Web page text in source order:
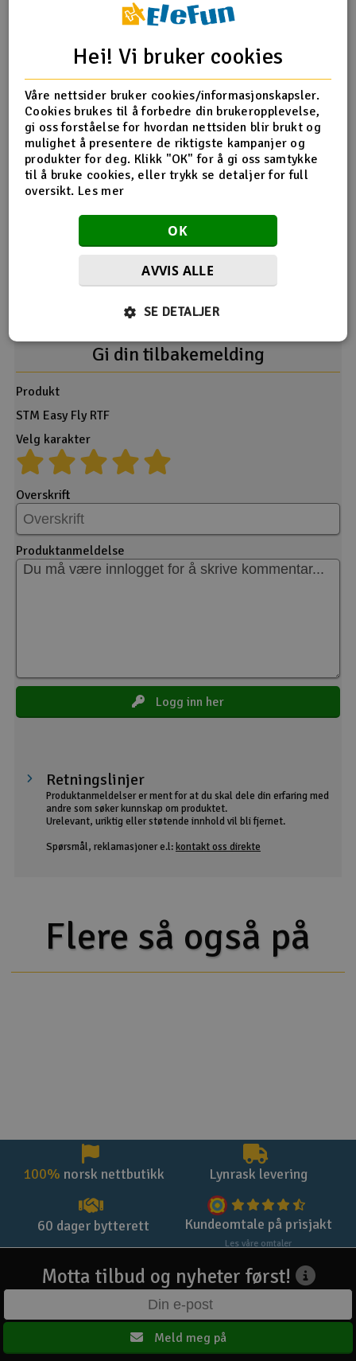
Overvåk
Produktanmeldelser
Desverre ingen tilbakemeldinger på dette produktet enda.
Gi din tilbakemelding
Produkt
STM Easy Fly RTF
Velg karakter
Overskrift
Produktanmeldelse
Logg inn her
Retningslinjer
Produktanmeldelser er ment for at du skal dele din erfaring med
andre som søker kunnskap om produktet.
Urelevant, uriktig eller støtende innhold vil bli fjernet.
Spørsmål, reklamasjoner e.l: kontakt oss direkte
Flere så også på
100% norsk nettbutikk Lynrask levering
60 dager bytterett Kundeomtale på prisjakt
Les våre omtaler
Motta tilbud og nyheter først!
Meld meg på
Hei! Vi bruker cookies
Våre nettsider bruker cookies/informasjonskapsler.
Cookies brukes til å forbedre din brukeropplevelse,
gi oss forståelse for hvordan nettsiden blir brukt og
mulighet å presentere de riktigste kampanjer og
produkter for deg. Klikk "OK" for å gi oss samtykke
til å bruke cookies, eller trykk se detaljer for full
oversikt. Les mer
OK
AVVIS ALLE
SE DETALJER